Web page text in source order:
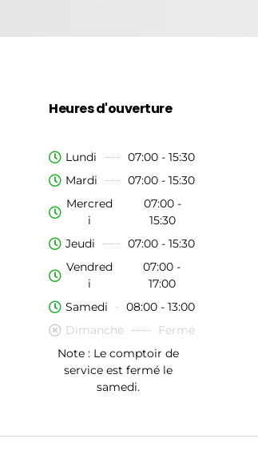
Heures d'ouverture
Lundi
07:00 - 15:30
Mardi
07:00 - 15:30
Mercred
i
07:00 -
15:30
Jeudi
07:00 - 15:30
Vendred
i
07:00 -
17:00
Samedi
08:00 - 13:00
Dimanche
Fermé
Note : Le comptoir de
service est fermé le
samedi.